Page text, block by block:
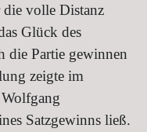
die volle Distanz
Glück des
die Partie gewinnen
zeigte im
Satzgewinns ließ.